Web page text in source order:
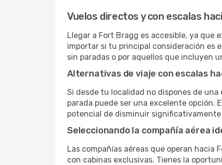
Vuelos directos y con escalas
Llegar a Fort Bragg es accesible, ya
importar si tu principal consideración es
sin paradas o por aquellos que incluyen
Alternativas de viaje con escalas
Si desde tu localidad no dispones de
parada puede ser una excelente opción.
potencial de disminuir
Seleccionando la compañía aérea
Las compañías aéreas que operan
con cabinas exclusivas. Tienes la